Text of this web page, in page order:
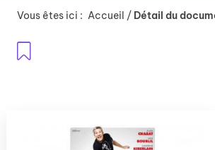
Vous êtes ici : Accueil / Détail du